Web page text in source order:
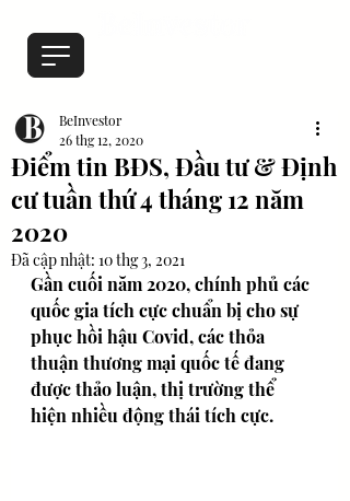
Điểm tin BĐS, Đầu tư & Định
cư tuần thứ 4 tháng 12 năm
2020
BeInvestor
26 thg 12, 2020
Đã cập nhật: 10 thg 3, 2021
Gần cuối năm 2020, chính phủ các
quốc gia tích cực chuẩn bị cho sự
phục hồi hậu Covid, các thỏa
thuận thương mại quốc tế đang
được thảo luận, thị trường thể
hiện nhiều động thái tích cực.